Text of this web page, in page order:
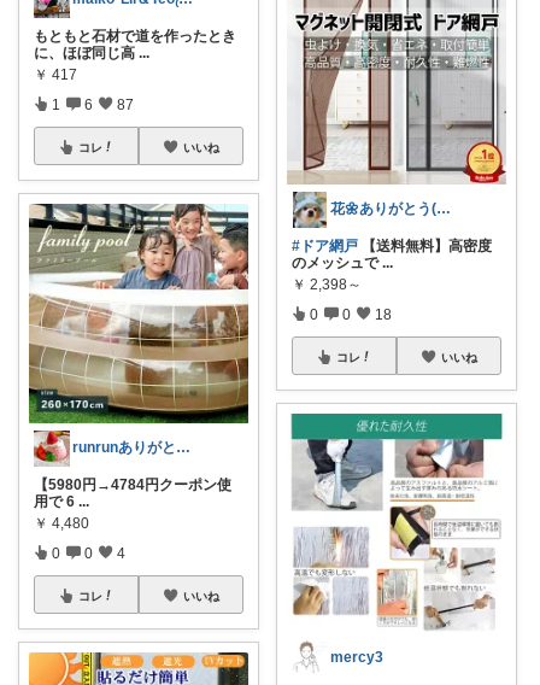
もともと石材で道を作ったとき
に、ほぼ同じ高 ...
￥ 417
1 6 87
コレ いいね
runrunありがとう( ◠‿◠ )
【5980円→4784円クーポン使
用で 6 ...
￥ 4,480
0 0 4
コレ いいね
花🌼ありがとう(*･ω･)*_ _)ﾍ
#ドア網戸 【送料無料】高密度
のメッシュで ...
￥ 2,398～
0 0 18
コレ いいね
mercy3